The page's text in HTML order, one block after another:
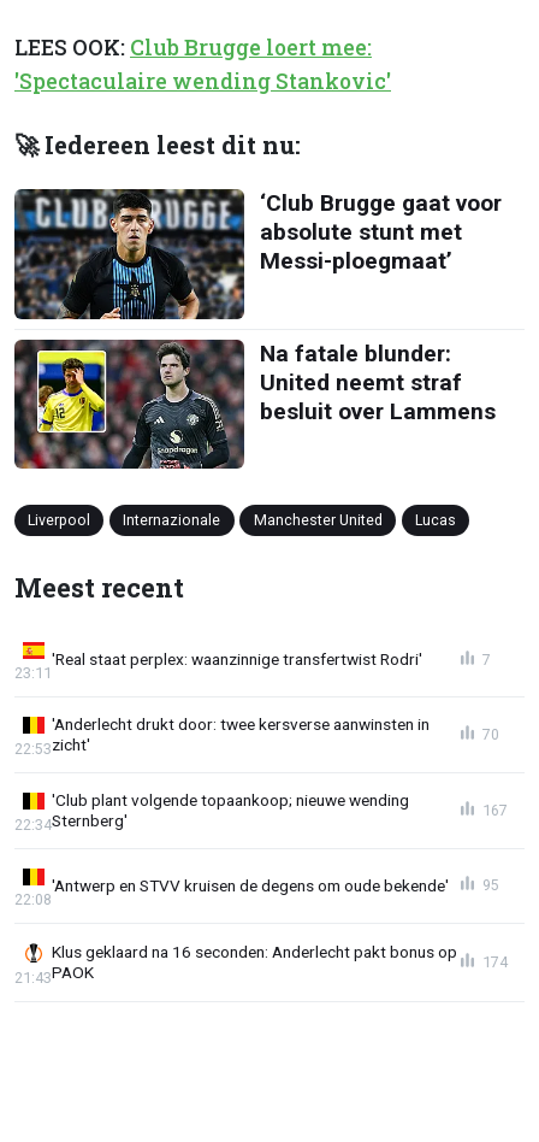
LEES OOK: Club Brugge loert mee:
'Spectaculaire wending Stankovic'
🚀 Iedereen leest dit nu:
‘Club Brugge gaat voor
absolute stunt met
Messi-ploegmaat’
Na fatale blunder:
United neemt straf
besluit over Lammens
Liverpool Internazionale Manchester United Lucas
Meest recent
'Real staat perplex: waanzinnige transfertwist Rodri'
23:11
7
'Anderlecht drukt door: twee kersverse aanwinsten in
zicht'
22:53
70
'Club plant volgende topaankoop; nieuwe wending
Sternberg'
22:34
167
'Antwerp en STVV kruisen de degens om oude bekende'
22:08
95
Klus geklaard na 16 seconden: Anderlecht pakt bonus op
PAOK
21:43
174